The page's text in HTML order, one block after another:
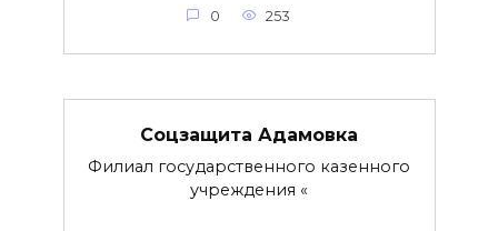
0 253
Соцзащита Адамовка
Филиал государственного казенного
учреждения «